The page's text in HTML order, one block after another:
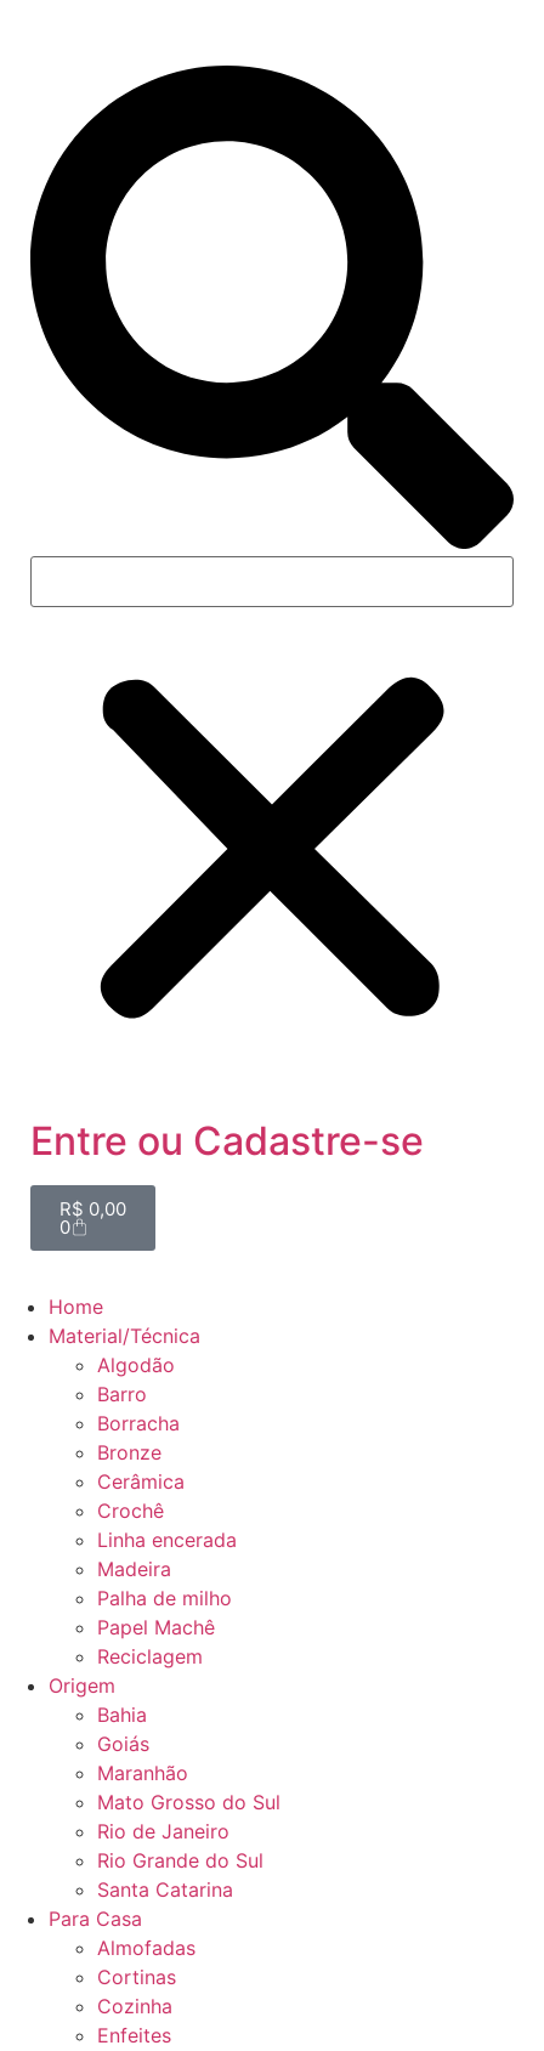
Entre ou Cadastre-se
R$ 0,00
0
Home
Material/Técnica
Algodão
Barro
Borracha
Bronze
Cerâmica
Crochê
Linha encerada
Madeira
Palha de milho
Papel Machê
Reciclagem
Origem
Bahia
Goiás
Maranhão
Mato Grosso do Sul
Rio de Janeiro
Rio Grande do Sul
Santa Catarina
Para Casa
Almofadas
Cortinas
Cozinha
Enfeites